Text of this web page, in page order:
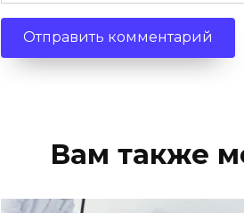
Вам также